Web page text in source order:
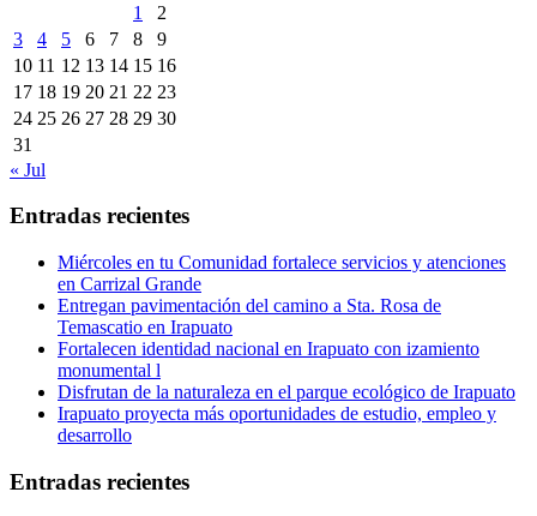
1
2
3
4 5 6 7 8
9
10 11 12 13 14 15 16
17 18 19 20 21 22 23
24 25 26 27 28 29 30
31
« Jul
Entradas recientes
Miércoles en tu Comunidad fortalece servicios y atenciones
en Carrizal Grande
Entregan pavimentación del camino a Sta. Rosa de
Temascatio en Irapuato
Fortalecen identidad nacional en Irapuato con izamiento
monumental l
Disfrutan de la naturaleza en el parque ecológico de Irapuato
Irapuato proyecta más oportunidades de estudio, empleo y
desarrollo
Entradas recientes